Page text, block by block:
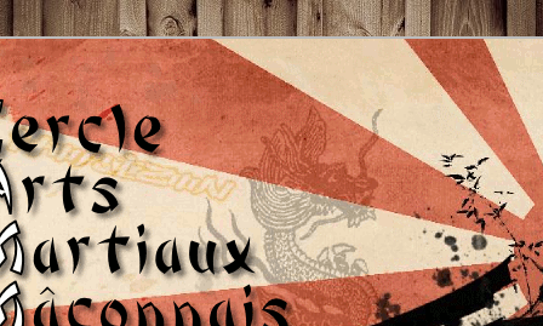
Mâconnais
défense et Qi-Gong